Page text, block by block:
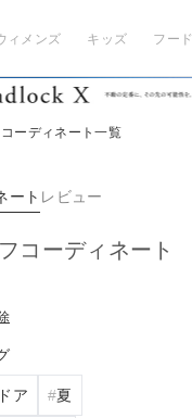
ィメンズ キッズ フード
コーディネート一覧
ート レビュー
コーディネート
ア 夏